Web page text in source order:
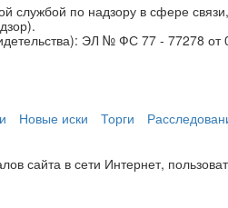
службой по надзору в сфере
ЭЛ № ФС 77 - 77278 от
Новые иски Торги
сайта в сети Интернет,